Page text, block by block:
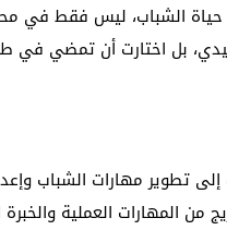
حياة الشباب، ليس فقط في
بل اختارت أن تمضي في
تطوير مهارات الشباب
المهارات العملية والخبرة